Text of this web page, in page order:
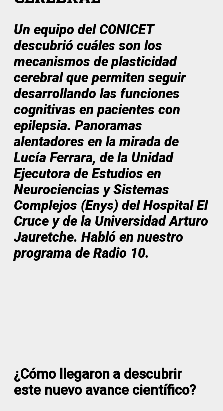
Un equipo del CONICET
descubrió cuáles son los
mecanismos de plasticidad
cerebral que permiten seguir
desarrollando las funciones
cognitivas en pacientes con
epilepsia. Panoramas
alentadores en la mirada de
Lucía Ferrara, de la Unidad
Ejecutora de Estudios en
Neurociencias y Sistemas
Complejos (Enys) del Hospital El
Cruce y de la Universidad Arturo
Jauretche. Habló en nuestro
programa de Radio 10.
¿Cómo llegaron a descubrir
este nuevo avance científico?